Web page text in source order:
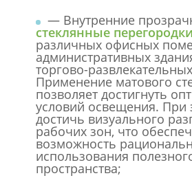
— Внутренние
стеклянные перегородки
различных офисных
административных
торгово-
Применение матового
позволяет достигнуть
условий освещения. При
достичь визуального
рабочих зон, что
возможность
использования
пространства;